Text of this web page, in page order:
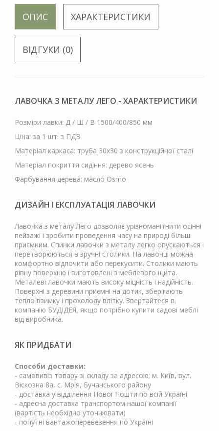
ОПИС ХАРАКТЕРИСТИКИ
ВІДГУКИ (0)
ЛАВОЧКА З МЕТАЛУ ЛЕГО - ХАРАКТЕРИСТИКИ
Розміри лавки: Д / Ш / В 1500/400/850 мм
Ціна: за 1 шт. з ПДВ
Матеріал каркаса: труба 30х30 з конструкційної сталі
Матеріал покриття сидіння: дерево ясень
Фарбування дерева: масло Osmo
ДИЗАЙН І ЕКСПЛУАТАЦІЯ ЛАВОЧКИ
Лавочка з металу Лего дозволяє урізноманітнити осінні
пейзажі і зробити проведення часу на природі більш
приємним. Спинки лавочки з металу легко опускаються і
перетворюються в зручні столики. На лавочці можна
комфортно відпочити або перекусити. Столики мають
рівну поверхню і виготовлені з меблевого щита.
Металеві лавочки мають високу міцність і надійність.
Поверхні з деревини приємні на дотик, зберігають
тепло взимку і прохолоду влітку. Звертайтеся в
компанію БУДІДЕЯ, якщо потрібно купити садові меблі
від виробника.
ЯК ПРИДБАТИ
Способи доставки:
- самовивіз товару зі складу за адресою: м. Київ, вул.
Віскозна 8а, с. Мрія, Бучанського району
- доставка у відділення Нової Пошти по всій Україні
- адресна доставка транспортом нашої компанії
(вартість необхідно уточнювати)
- попутні вантажоперевезення по Україні